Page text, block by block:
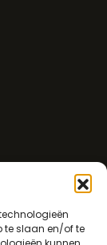
te slaan en/of te